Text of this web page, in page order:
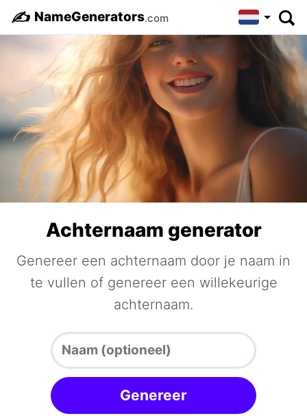
✍️ NameGenerators.com
Achternaam generator
Genereer een achternaam door je naam in
te vullen of genereer een willekeurige
achternaam.
Genereer